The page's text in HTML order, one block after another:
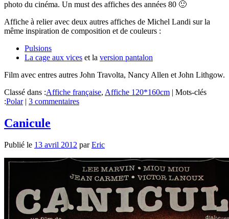
photo du cinéma. Un must des affiches des années 80 🙂
Affiche à relier avec deux autres affiches de Michel Landi sur la
même inspiration de composition et de couleurs :
Pulsions
La cage aux vices et la version pantalon
Film avec entres autres John Travolta, Nancy Allen et John Lithgow.
Classé dans :Affiche française, Affiche 120*160cm | Mots-clés
:Polar | 3 commentaires
Canicule
Publié le 13 avril 2012 parEric